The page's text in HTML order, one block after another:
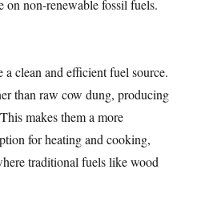
on non-renewable fossil fuels.
clean and efficient fuel source.
than raw cow dung, producing
makes them a more
for heating and cooking,
traditional fuels like wood